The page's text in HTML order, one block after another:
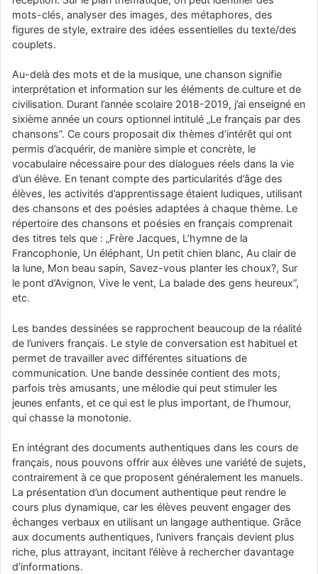
mots-clés, analyser des images, des métaphores, des
figures de style, extraire des idées essentielles du texte/des
couplets.
Au-delà des mots et de la musique, une chanson signifie
interprétation et information sur les éléments de culture et de
civilisation. Durant l’année scolaire 2018-2019, j’ai enseigné en
sixième année un cours optionnel intitulé „Le français par des
chansons”. Ce cours proposait dix thèmes d’intérêt qui ont
permis d’acquérir, de manière simple et concrète, le
vocabulaire nécessaire pour des dialogues réels dans la vie
d’un élève. En tenant compte des particularités d’âge des
élèves, les activités d’apprentissage étaient ludiques, utilisant
des chansons et des poésies adaptées à chaque thème. Le
répertoire des chansons et poésies en français comprenait
des titres tels que : „Frère Jacques, L’hymne de la
Francophonie, Un éléphant, Un petit chien blanc, Au clair de
la lune, Mon beau sapin, Savez-vous planter les choux?, Sur
le pont d’Avignon, Vive le vent, La balade des gens heureux”,
etc.
Les bandes dessinées se rapprochent beaucoup de la réalité
de l’univers français. Le style de conversation est habituel et
permet de travailler avec différentes situations de
communication. Une bande dessinée contient des mots,
parfois très amusants, une mélodie qui peut stimuler les
jeunes enfants, et ce qui est le plus important, de l’humour,
qui chasse la monotonie.
En intégrant des documents authentiques dans les cours de
français, nous pouvons offrir aux élèves une variété de sujets,
contrairement à ce que proposent généralement les manuels.
La présentation d’un document authentique peut rendre le
cours plus dynamique, car les élèves peuvent engager des
échanges verbaux en utilisant un langage authentique. Grâce
aux documents authentiques, l’univers français devient plus
riche, plus attrayant, incitant l’élève à rechercher davantage
d’informations.